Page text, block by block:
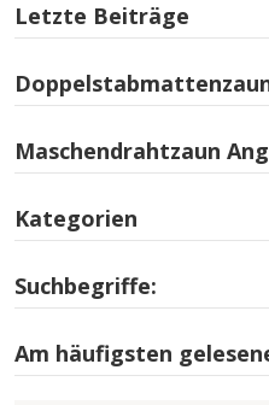
Letzte Beiträge
Maschendrahtzaun
Kategorien
Suchbegriffe:
Am häufigsten